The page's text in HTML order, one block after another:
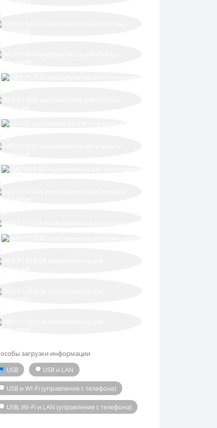
загрузки информации
USB
USB и LAN
USB и WI-Fi (управление с телефона)
USB, WI-Fi и LAN (управление с телефона)